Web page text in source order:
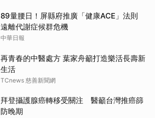
89量腰日！屏縣府推廣「健康ACE」法則
遠離代謝症候群危機
中華日報
再青春的中醫處方 葉家舟籲打造樂活長壽新
生活
TCnews 慈善新聞網
拜登攝護腺癌轉移受關注 醫籲台灣推癌篩
防晚期